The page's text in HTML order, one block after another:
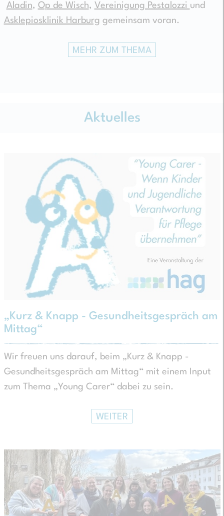
Aladin, Op de Wisch, Vereinigung Pestalozzi und
Asklepiosklinik Harburg gemeinsam voran.
MEHR ZUM THEMA
Aktuelles
„Kurz & Knapp - Gesundheitsgespräch am
Mittag“
Wir freuen uns darauf, beim „Kurz & Knapp -
Gesundheitsgespräch am Mittag“ mit einem Input
zum Thema „Young Carer“ dabei zu sein.
WEITER